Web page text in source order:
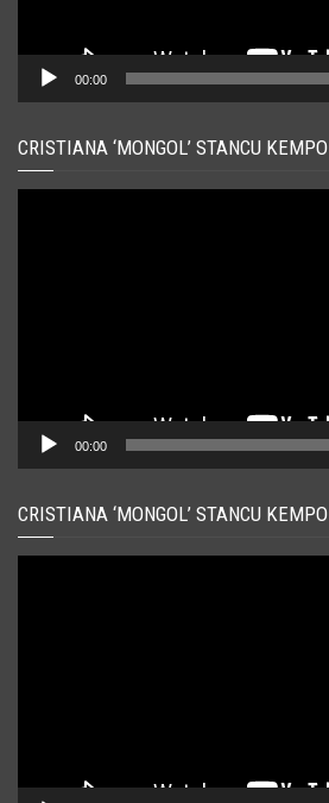
00:00
CRISTIANA ‘MONGOL’ STANCU KEMPO
00:00
CRISTIANA ‘MONGOL’ STANCU KEMPO